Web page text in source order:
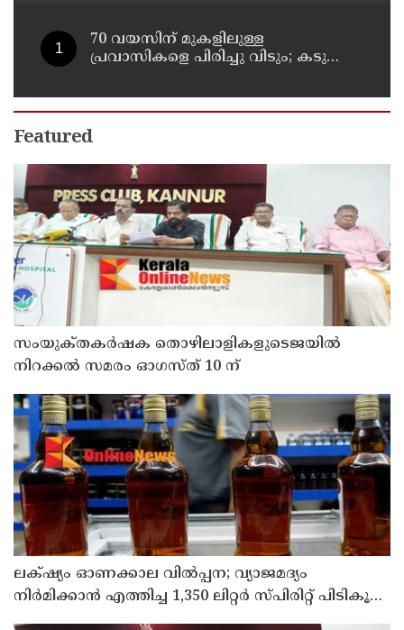
70 വയസിന് മുകളിലുള്ള
പ്രവാസികളെ പിരിച്ചു വിടും; കടുത്ത
Featured
സംയുക്‌തകർഷക തൊഴിലാളികളുടെജയിൽ
നിറക്കൽ സമരം ഓഗസ്ത് 10 ന്
ലക്‌ഷ്യം ഓണക്കാല വിൽപ്പന; വ്യാജമദ്യം
നിർമിക്കാൻ എത്തിച്ച 1,350 ലിറ്റർ സ്പിരിറ്റ് പിടികൂടി;